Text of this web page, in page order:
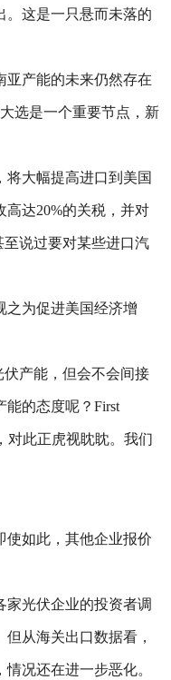
。这是一只悬而未落的
亚产能的未来仍然存在
选是一个重要节点，新
大幅提高进口到美国
高达20%的关税，并对
至说过要对某些进口汽
之为促进美国经济增
产能，但会不会间接
能的态度呢？First
对此正虎视眈眈。我们
使如此，其他企业报价
家光伏企业的投资者调
从海关出口数据看，
况还在进一步恶化。